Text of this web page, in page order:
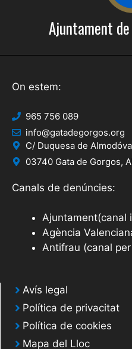
Ajuntament
On estem:
965 756 089
info@gatadegorgos.org
C/ Duquesa de
03740 Gata de Gorgos,
Canals de denúncies:
Ajuntament(canal
Agència
Antifrau (canal
Avís legal
Política de privacitat
Política de cookies
Mapa del Lloc